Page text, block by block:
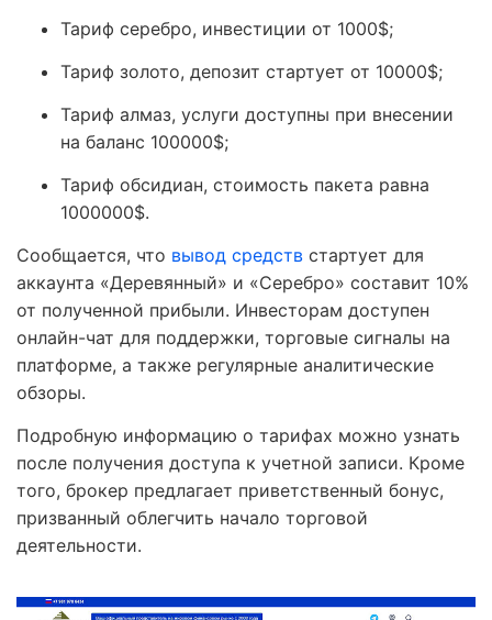
Тариф серебро, инвестиции от 1000$;
Тариф золото, депозит стартует от 10000$;
Тариф алмаз, услуги доступны при внесении
на баланс 100000$;
Тариф обсидиан, стоимость пакета равна
1000000$.
Сообщается, что вывод средств стартует для
аккаунта «Деревянный» и «Серебро» составит 10%
от полученной прибыли. Инвесторам доступен
онлайн-чат для поддержки, торговые сигналы на
платформе, а также регулярные аналитические
обзоры.
Подробную информацию о тарифах можно узнать
после получения доступа к учетной записи. Кроме
того, брокер предлагает приветственный бонус,
призванный облегчить начало торговой
деятельности.